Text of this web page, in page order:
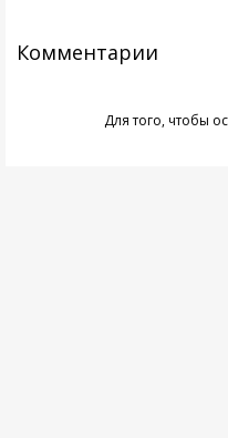
Комментарии
Для того, чтобы